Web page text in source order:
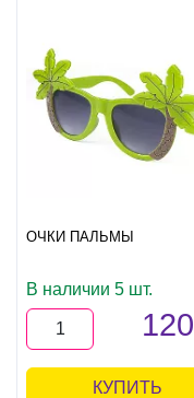
ОЧКИ ПАЛЬМЫ
В наличии 5 шт.
120
КУПИТЬ